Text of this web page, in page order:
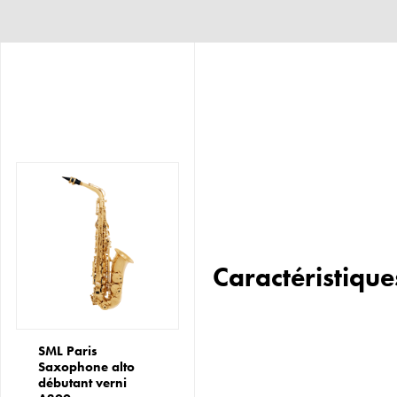
SML Paris
Saxophone alto
débutant verni